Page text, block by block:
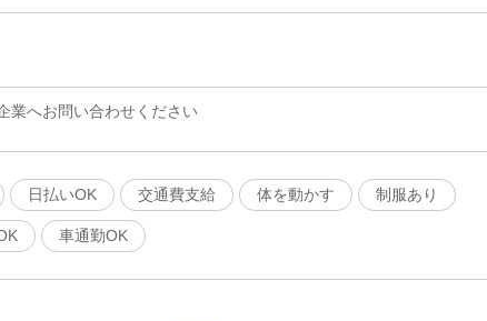
業へお問い合わせください
日払いOK 交通費支給 体を動かす 制服あり
車通勤OK